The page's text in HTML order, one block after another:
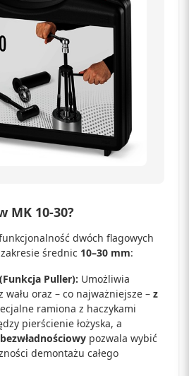
MK 10-30?
dwóch flagowych
średnic 10–30 mm:
Puller): Umożliwia
wału oraz – co najważniejsze – z
ramiona z haczykami
pierścienie łożyska, a
pozwala wybić
demontażu całego